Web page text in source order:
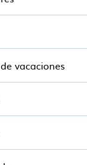
vacaciones